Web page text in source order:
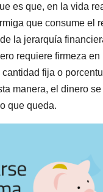
es que, en la vida
que consume el
la jerarquía
requiere firmeza en
fija o
manera, el dinero
que queda.